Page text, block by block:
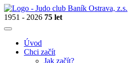
1951 - 2026 75 let
Úvod
Chci začít
Jak začít?